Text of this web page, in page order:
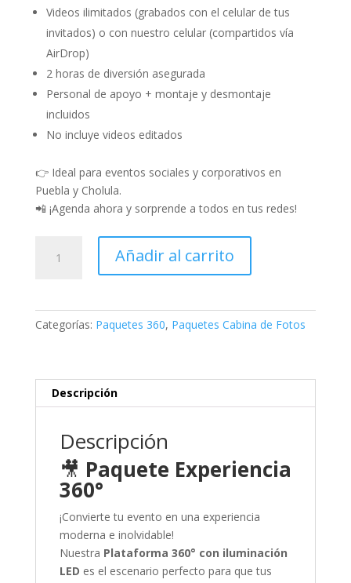
Videos ilimitados (grabados con el celular de tus
invitados) o con nuestro celular (compartidos vía
AirDrop)
2 horas de diversión asegurada
Personal de apoyo + montaje y desmontaje
incluidos
No incluye videos editados
👉 Ideal para eventos sociales y corporativos en
Puebla y Cholula.
📲 ¡Agenda ahora y sorprende a todos en tus redes!
Experiencia
Añadir al carrito
Categorías: Paquetes 360, Paquetes Cabina de Fotos
Descripción
Descripción
🎥 Paquete Experiencia
360°
¡Convierte tu evento en una experiencia
moderna e inolvidable!
Nuestra Plataforma 360° con iluminación
LED es el escenario perfecto para que tus